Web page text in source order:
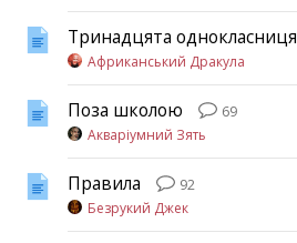
Тринадцята однокласниця
Африканський Дракула
Поза школою
69
Акваріумний Зять
Правила
92
Безрукий Джек